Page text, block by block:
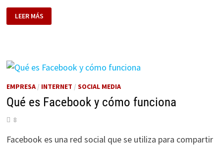
ES
EL
QUÉ
SIRVE
LEER MÁS
EMPRESA/ INTERNET / SOCIAL MEDIA
Qué es Facebook y cómo funciona
8
Facebook es una red social que se utiliza para compartir